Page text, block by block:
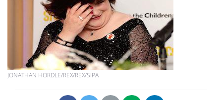
JONATHAN HORDLE/REX/REX/SIPA